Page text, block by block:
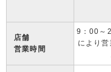
店舗
営業時間
9：00～
により営